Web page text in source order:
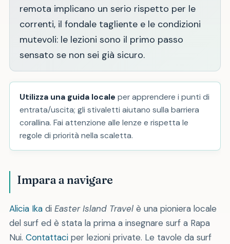
remota implicano un serio rispetto per le
correnti, il fondale tagliente e le condizioni
mutevoli: le lezioni sono il primo passo
sensato se non sei già sicuro.
Utilizza una guida locale per apprendere i punti di
entrata/uscita; gli stivaletti aiutano sulla barriera
corallina. Fai attenzione alle lenze e rispetta le
regole di priorità nella scaletta.
Impara a navigare
Alicia Ikadi Easter Island Travelè una pioniera locale
del surf ed è stata la prima a insegnare surf a Rapa
Nui. Contattaciper lezioni private. Le tavole da surf